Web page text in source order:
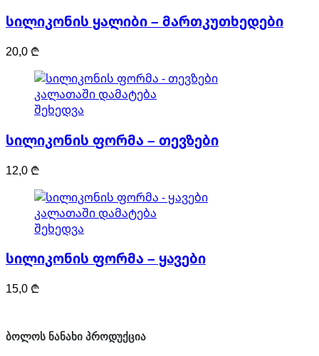
სილიკონის ყალიბი – მართკუთხედები
20,0 ₾
კალათაში დამატება
შეხედვა
სილიკონის ფორმა – თევზები
12,0 ₾
კალათაში დამატება
შეხედვა
სილიკონის ფორმა – ყავები
15,0 ₾
ᲑᲝᲚᲝᲡ ᲜᲐᲜᲐᲮᲘ ᲞᲠᲝᲓᲣᲥᲪᲘᲐ